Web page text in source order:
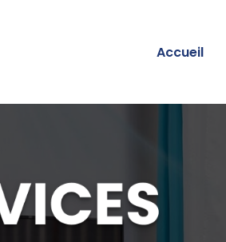
Accueil